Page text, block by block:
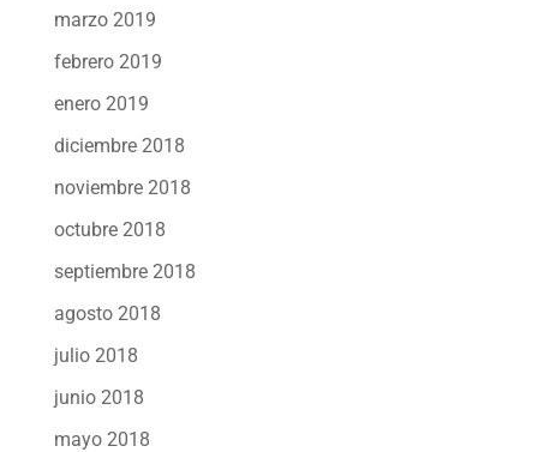
marzo 2019
febrero 2019
enero 2019
diciembre 2018
noviembre 2018
octubre 2018
septiembre 2018
agosto 2018
julio 2018
junio 2018
mayo 2018